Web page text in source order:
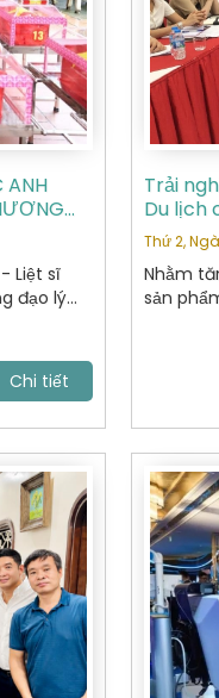
ANH
Liệt sĩ
đạo lý
Liệt
nơi yên
Chi tiết
Trải
Du lịch
những
Thứ 2,
Nhằm
sản
các